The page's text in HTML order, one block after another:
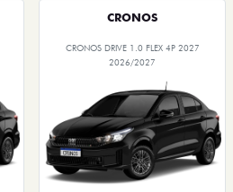
CRONOS
CRONOS DRIVE 1.0 FLEX 4P 2027
2026/2027